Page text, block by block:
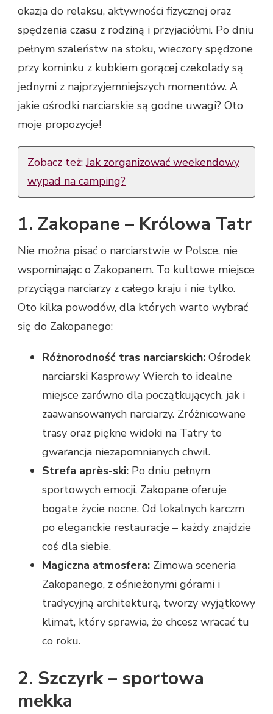
okazja do relaksu, aktywności fizycznej oraz
spędzenia czasu z rodziną i przyjaciółmi. Po dniu
pełnym szaleństw na stoku, wieczory spędzone
przy kominku z kubkiem gorącej czekolady są
jednymi z najprzyjemniejszych momentów. A
jakie ośrodki narciarskie są godne uwagi? Oto
moje propozycje!
Zobacz też:Jak zorganizować weekendowy
wypad na camping?
1. Zakopane – Królowa Tatr
Nie można pisać o narciarstwie w Polsce, nie
wspominając o Zakopanem. To kultowe miejsce
przyciąga narciarzy z całego kraju i nie tylko.
Oto kilka powodów, dla których warto wybrać
się do Zakopanego:
Różnorodność tras narciarskich: Ośrodek
narciarski Kasprowy Wierch to idealne
miejsce zarówno dla początkujących, jak i
zaawansowanych narciarzy. Zróżnicowane
trasy oraz piękne widoki na Tatry to
gwarancja niezapomnianych chwil.
Strefa après-ski: Po dniu pełnym
sportowych emocji, Zakopane oferuje
bogate życie nocne. Od lokalnych karczm
po eleganckie restauracje – każdy znajdzie
coś dla siebie.
Magiczna atmosfera: Zimowa sceneria
Zakopanego, z ośnieżonymi górami i
tradycyjną architekturą, tworzy wyjątkowy
klimat, który sprawia, że chcesz wracać tu
co roku.
2. Szczyrk – sportowa
mekka